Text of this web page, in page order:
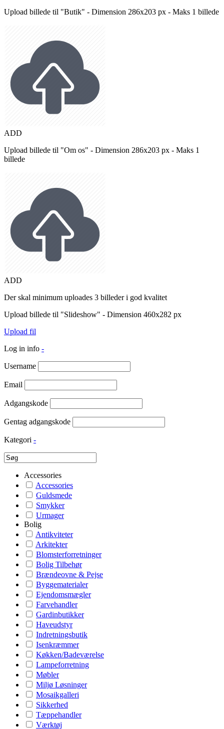
Upload billede til "Butik" - Dimension 286x203 px - Maks 1 billede
ADD
Upload billede til "Om os" - Dimension 286x203 px - Maks 1
billede
ADD
Der skal minimum uploades 3 billeder i god kvalitet
Upload billede til "Slideshow" - Dimension 460x282 px
Upload fil
Log in info -
Username
Email
Adgangskode
Gentag adgangskode
Kategori -
Accessories
Accessories
Guldsmede
Smykker
Urmager
Bolig
Antikviteter
Arkitekter
Blomsterforretninger
Bolig Tilbehør
Brændeovne & Pejse
Byggematerialer
Ejendomsmægler
Farvehandler
Gardinbutikker
Haveudstyr
Indretningsbutik
Isenkræmmer
Køkken/Badeværelse
Lampeforretning
Møbler
Miljø Løsninger
Mosaikgalleri
Sikkerhed
Tæppehandler
Værktøj